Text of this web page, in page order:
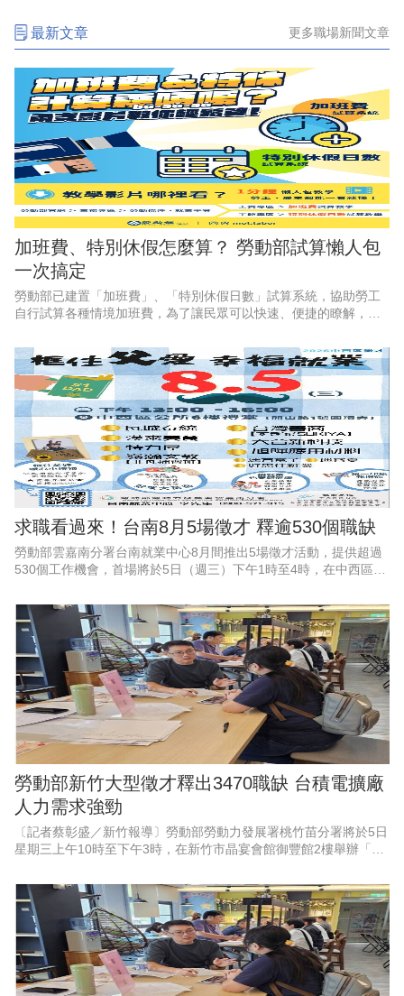
最新文章 更多職場新聞文章
加班費、特別休假怎麼算？ 勞動部試算懶人包
一次搞定
勞動部已建置「加班費」、「特別休假日數」試算系統，協助勞工
自行試算各種情境加班費，為了讓民眾可以快速、便捷的瞭解，勞
雇主都能一看就懂、動動手
求職看過來！台南8月5場徵才 釋逾530個職缺
勞動部雲嘉南分署台南就業中心8月間推出5場徵才活動，提供超過
530個工作機會，首場將於5日（週三）下午1時至4時，在中西區公
家企業現場徵才、
勞動部新竹大型徵才釋出3470職缺 台積電擴廠
人力需求強勁
〔記者蔡彰盛／新竹報導〕勞動部勞動力發展署桃竹苗分署將於5日
星期三上午10時至下午3時，在新竹市晶宴會館御豐館2樓舉辦「新
科技業廠商高達37